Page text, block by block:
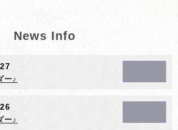
News Info
ー♪
ー♪